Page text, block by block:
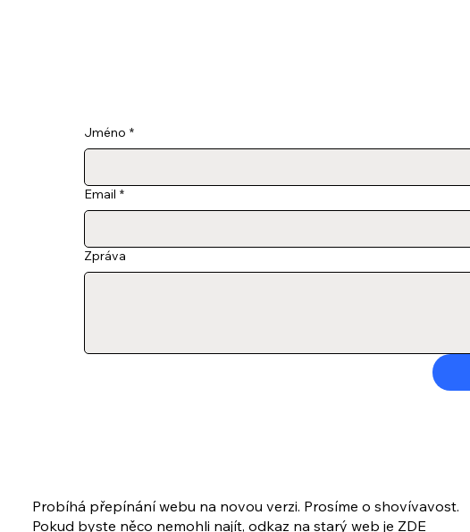
Jméno *
Email *
Zpráva
Probíhá přepínání webu na novou verzi. Prosíme o shovívavost.
Pokud byste něco nemohli najít, odkaz na starý web je ZDE